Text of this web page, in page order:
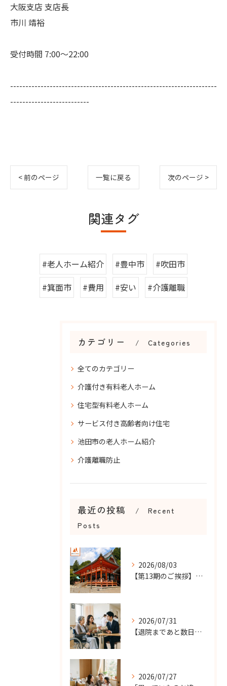
大阪支店 支店長
市川 靖裕
受付時間 7:00～22:00
--------------------------------------------------------------------
--------------------------
< 前のページ 一覧に戻る 次のページ >
関連タグ
#老人ホーム紹介 #豊中市
#吹田市
#箕面市
#費用 #安い #介護離職
カテゴリー Categories
全てのカテゴリー
介護付き有料老人ホーム
住宅型有料老人ホーム
サービス付き高齢者向け住宅
池田市の老人ホーム紹介
介護離職防止
最近の投稿
Recent
Posts
2026/08/03
【第13期のご挨拶】感謝を力に、さらなる挑戦の一年へ
2026/07/31
【退院まであと数日…】老人ホーム探しを急ぐケースで大切なこと...
2026/07/27